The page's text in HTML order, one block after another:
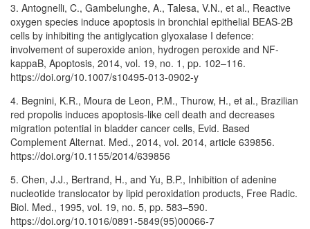
3. Antognelli, C., Gambelunghe, A., Talesa, V.N., et al., Reactive
oxygen species induce apoptosis in bronchial epithelial BEAS-2B
cells by inhibiting the antiglycation glyoxalase I defence:
involvement of superoxide anion, hydrogen peroxide and NF-
kappaB, Apoptosis, 2014, vol. 19, no. 1, pp. 102–116.
https://doi.org/10.1007/s10495-013-0902-y
4. Begnini, K.R., Moura de Leon, P.M., Thurow, H., et al., Brazilian
red propolis induces apoptosis-like cell death and decreases
migration potential in bladder cancer cells, Evid. Based
Complement Alternat. Med., 2014, vol. 2014, article 639856.
https://doi.org/10.1155/2014/639856
5. Chen, J.J., Bertrand, H., and Yu, B.P., Inhibition of adenine
nucleotide translocator by lipid peroxidation products, Free Radic.
Biol. Med., 1995, vol. 19, no. 5, pp. 583–590.
https://doi.org/10.1016/0891-5849(95)00066-7